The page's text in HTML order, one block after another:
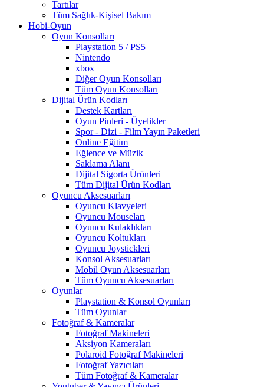
Tartılar
Tüm Sağlık-Kişisel Bakım
Hobi-Oyun
Oyun Konsolları
Playstation 5 / PS5
Nintendo
xbox
Diğer Oyun Konsolları
Tüm Oyun Konsolları
Dijital Ürün Kodları
Destek Kartları
Oyun Pinleri - Üyelikler
Spor - Dizi - Film Yayın Paketleri
Online Eğitim
Eğlence ve Müzik
Saklama Alanı
Dijital Sigorta Ürünleri
Tüm Dijital Ürün Kodları
Oyuncu Aksesuarları
Oyuncu Klavyeleri
Oyuncu Mouseları
Oyuncu Kulaklıkları
Oyuncu Koltukları
Oyuncu Joystickleri
Konsol Aksesuarları
Mobil Oyun Aksesuarları
Tüm Oyuncu Aksesuarları
Oyunlar
Playstation & Konsol Oyunları
Tüm Oyunlar
Fotoğraf & Kameralar
Fotoğraf Makineleri
Aksiyon Kameraları
Polaroid Fotoğraf Makineleri
Fotoğraf Yazıcıları
Tüm Fotoğraf & Kameralar